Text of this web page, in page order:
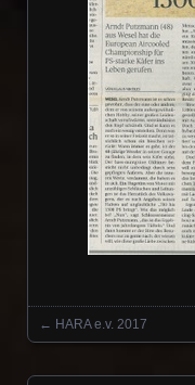
Posts
← HARA e.v. 2017